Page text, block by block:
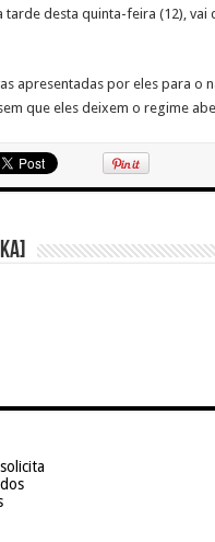
tarde desta quinta-feira (12),
apresentadas por eles para o
que eles deixem o regime